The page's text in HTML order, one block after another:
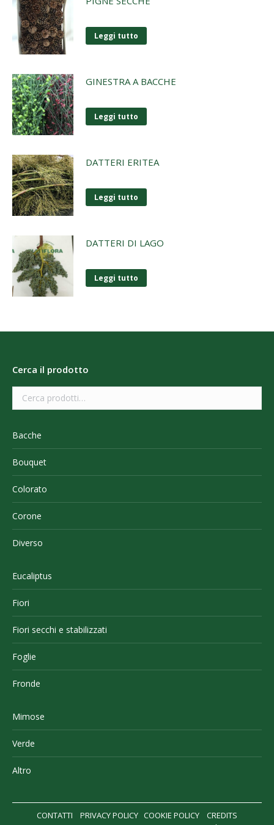
Leggi tutto
GINESTRA A BACCHE
Leggi tutto
DATTERI ERITEA
Leggi tutto
DATTERI DI LAGO
Leggi tutto
Cerca il prodotto
Bacche
Bouquet
Colorato
Corone
Diverso
Eucaliptus
Fiori
Fiori secchi e stabilizzati
Foglie
Fronde
Mimose
Verde
Altro
CONTATTI PRIVACY POLICY COOKIE POLICY
CREDITS